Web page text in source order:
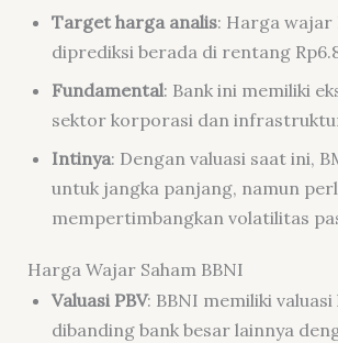
Target harga analis: Harga wajar
diprediksi berada di rentang
Fundamental: Bank ini memiliki
sektor korporasi dan
Intinya: Dengan valuasi saat ini,
untuk jangka panjang, namun
mempertimbangkan volatilitas
Harga Wajar Saham BBNI
Valuasi PBV: BBNI memiliki
dibanding bank besar lainnya